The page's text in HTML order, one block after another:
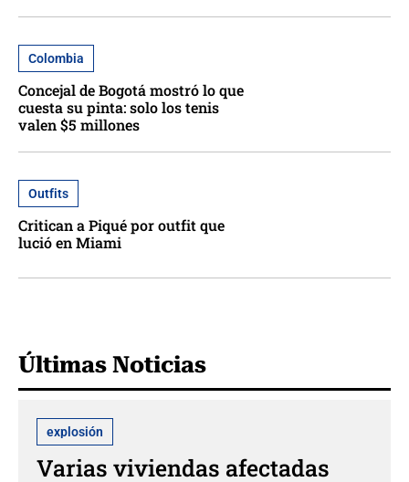
Colombia
Concejal de Bogotá mostró lo que
cuesta su pinta: solo los tenis
valen $5 millones
Outfits
Critican a Piqué por outfit que
lució en Miami
Últimas Noticias
explosión
Varias viviendas afectadas